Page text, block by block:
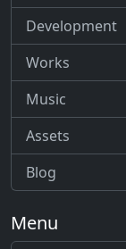
Development
Works
Music
Assets
Blog
Menu